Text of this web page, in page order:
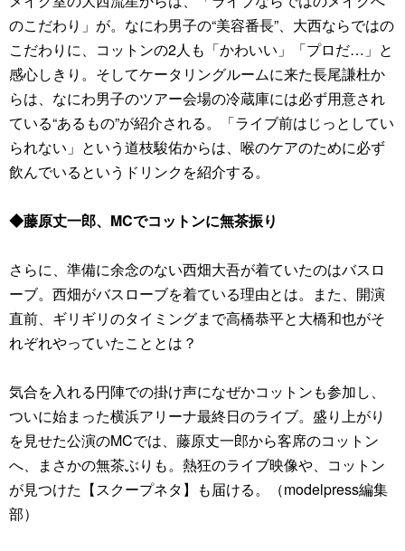
のこだわり」が。なにわ男子の“美容番長”、大西ならではの
こだわりに、コットンの2人も「かわいい」「プロだ…」と
感心しきり。そしてケータリングルームに来た長尾謙杜か
らは、なにわ男子のツアー会場の冷蔵庫には必ず用意され
ている“あるもの”が紹介される。「ライブ前はじっとしてい
られない」という道枝駿佑からは、喉のケアのために必ず
飲んでいるというドリンクを紹介する。
◆藤原丈一郎、MCでコットンに無茶振り
さらに、準備に余念のない西畑大吾が着ていたのはバスロ
ーブ。西畑がバスローブを着ている理由とは。また、開演
直前、ギリギリのタイミングまで高橋恭平と大橋和也がそ
れぞれやっていたこととは？
気合を入れる円陣での掛け声になぜかコットンも参加し、
ついに始まった横浜アリーナ最終日のライブ。盛り上がり
を見せた公演のMCでは、藤原丈一郎から客席のコットン
へ、まさかの無茶ぶりも。熱狂のライブ映像や、コットン
が見つけた【スクープネタ】も届ける。（modelpress編集
部）